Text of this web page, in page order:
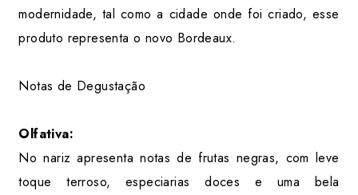
modernidade, tal como a cidade onde foi criado, esse
produto representa o novo Bordeaux.
Notas de Degustação
Olfativa:
No nariz apresenta notas de frutas negras, com leve
toque terroso, especiarias doces e uma bela